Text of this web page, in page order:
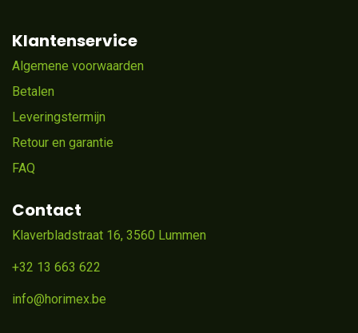
Klantenservice
Algemene voorwaarden
Betalen
Leveringstermijn
Retour en garantie
FAQ
Contact
Klaverbladstraat 16, 3560 Lummen
+32 13 663 622
info@horimex.be